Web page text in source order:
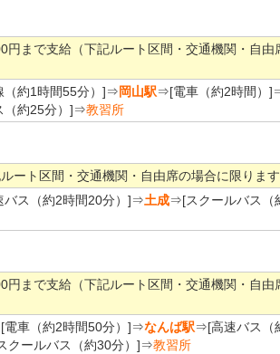
円まで支給（下記ルート区間・交通機関・自由
約1時間55分）]⇒岡山駅⇒[電車（約2時間）
（約25分）]⇒教習所
ート区間・交通機関・自由席の場合に限ります
ス（約2時間20分）]⇒土成⇒[スクールバス（
円まで支給（下記ルート区間・交通機関・自由
車（約2時間50分）]⇒なんば駅⇒[高速バス（
クールバス（約30分）]⇒教習所